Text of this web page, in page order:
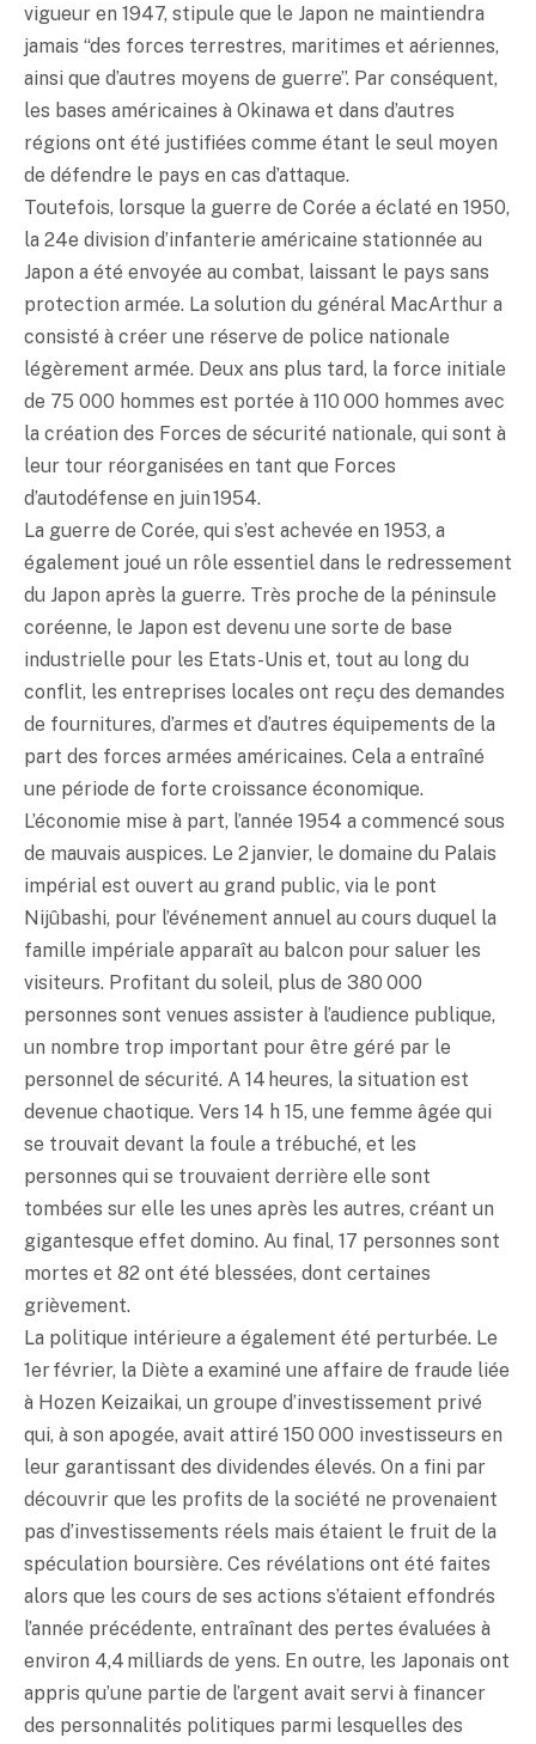
vigueur en 1947, stipule que le Japon ne maintiendra
jamais “des forces terrestres, maritimes et aériennes,
ainsi que d’autres moyens de guerre”. Par conséquent,
les bases américaines à Okinawa et dans d’autres
régions ont été justifiées comme étant le seul moyen
de défendre le pays en cas d’attaque.
Toutefois, lorsque la guerre de Corée a éclaté en 1950,
la 24e division d’infanterie américaine stationnée au
Japon a été envoyée au combat, laissant le pays sans
protection armée. La solution du général MacArthur a
consisté à créer une réserve de police nationale
légèrement armée. Deux ans plus tard, la force initiale
de 75 000 hommes est portée à 110 000 hommes avec
la création des Forces de sécurité nationale, qui sont à
leur tour réorganisées en tant que Forces
d’autodéfense en juin 1954.
La guerre de Corée, qui s’est achevée en 1953, a
également joué un rôle essentiel dans le redressement
du Japon après la guerre. Très proche de la péninsule
coréenne, le Japon est devenu une sorte de base
industrielle pour les Etats-Unis et, tout au long du
conflit, les entreprises locales ont reçu des demandes
de fournitures, d’armes et d’autres équipements de la
part des forces armées américaines. Cela a entraîné
une période de forte croissance économique.
L’économie mise à part, l’année 1954 a commencé sous
de mauvais auspices. Le 2 janvier, le domaine du Palais
impérial est ouvert au grand public, via le pont
Nijûbashi, pour l’événement annuel au cours duquel la
famille impériale apparaît au balcon pour saluer les
visiteurs. Profitant du soleil, plus de 380 000
personnes sont venues assister à l’audience publique,
un nombre trop important pour être géré par le
personnel de sécurité. A 14 heures, la situation est
devenue chaotique. Vers 14 h 15, une femme âgée qui
se trouvait devant la foule a trébuché, et les
personnes qui se trouvaient derrière elle sont
tombées sur elle les unes après les autres, créant un
gigantesque effet domino. Au final, 17 personnes sont
mortes et 82 ont été blessées, dont certaines
grièvement.
La politique intérieure a également été perturbée. Le
1er février, la Diète a examiné une affaire de fraude liée
à Hozen Keizaikai, un groupe d’investissement privé
qui, à son apogée, avait attiré 150 000 investisseurs en
leur garantissant des dividendes élevés. On a fini par
découvrir que les profits de la société ne provenaient
pas d’investissements réels mais étaient le fruit de la
spéculation boursière. Ces révélations ont été faites
alors que les cours de ses actions s’étaient effondrés
l’année précédente, entraînant des pertes évaluées à
environ 4,4 milliards de yens. En outre, les Japonais ont
appris qu’une partie de l’argent avait servi à financer
des personnalités politiques parmi lesquelles des